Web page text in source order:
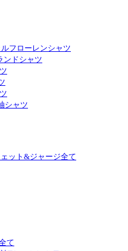
ルフローレンシャツ
ンドシャツ
シャツ
ェット&ジャージ全て
て